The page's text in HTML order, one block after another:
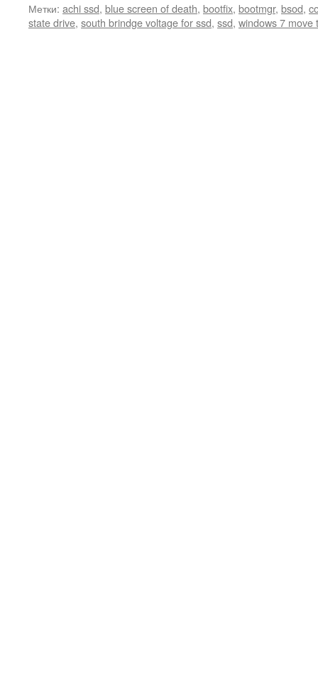
Метки: achi ssd, blue screen of death, bootfix, bootmgr, bsod,
state drive, south brindge voltage for ssd, ssd, windows 7 move